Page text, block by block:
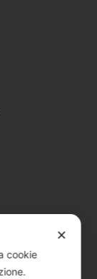
✕
cookie